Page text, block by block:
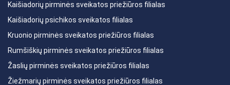
Kaišiadorių pirminės sveikatos priežiūros filialas
Kaišiadorių psichikos sveikatos filialas
Kruonio pirminės sveikatos priežiūros filialas
Rumšiškių pirminės sveikatos priežiūros filialas
Žaslių pirminės sveikatos priežiūros filialas
Žiežmarių pirminės sveikatos priežiūros filialas